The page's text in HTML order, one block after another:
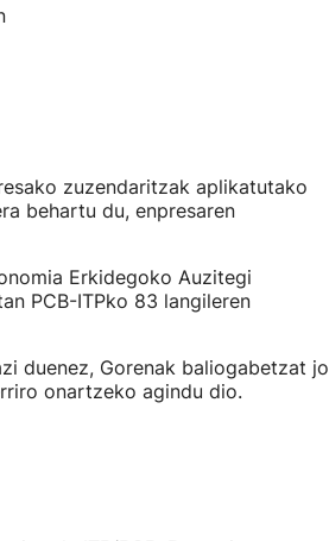
zuzendaritzak aplikatutako
behartu du, enpresaren
Erkidegoko Auzitegi
PCB-ITPko 83 langileren
duenez, Gorenak baliogabetzat jo
onartzeko agindu dio.